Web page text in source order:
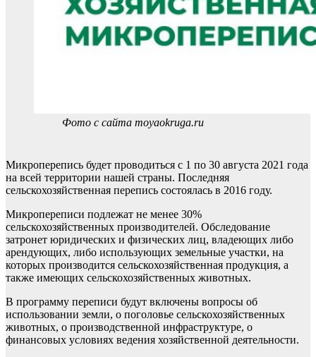
Фото с сайта moyaokruga.ru
Микроперепись будет проводиться с 1 по 30 августа 2021 года
на всей территории нашей страны. Последняя
сельскохозяйственная перепись состоялась в 2016 году.
Микропереписи подлежат не менее 30%
сельскохозяйственных производителей. Обследование
затронет юридических и физических лиц, владеющих либо
арендующих, либо использующих земельные участки, на
которых производится сельскохозяйственная продукция, а
также имеющих сельскохозяйственных животных.
В программу переписи будут включены вопросы об
использовании земли, о поголовье сельскохозяйственных
животных, о производственной инфраструктуре, о
финансовых условиях ведения хозяйственной деятельности.